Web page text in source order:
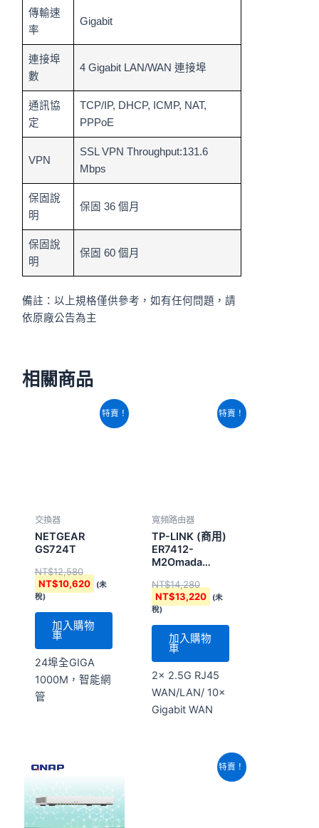
傳輸速
率
Gigabit
連接埠
數
4 Gigabit LAN/WAN 連接埠
通訊協
定
TCP/IP, DHCP, ICMP, NAT,
PPPoE
VPN
SSL VPN Throughput:131.6
Mbps
保固說
明
保固 36 個月
保固說
明
保固 60 個月
備註：以上規格僅供參考，如有任何問題，請
依原廠公告為主
相關商品
特賣！
交換器
NETGEAR
GS724T
NT$12,580
NT$10,620
目
前
(未
稅)
加入購物
車
24埠全GIGA
1000M，智能網
管
特賣！
寬頻路由器
TP-LINK (商用)
ER7412-
M2Omada
VPN 路由器
NT$14,280
NT$13,220
目
前
(未
稅)
加入購物
車
2× 2.5G RJ45
WAN/LAN/ 10×
Gigabit WAN
特賣！
目
前